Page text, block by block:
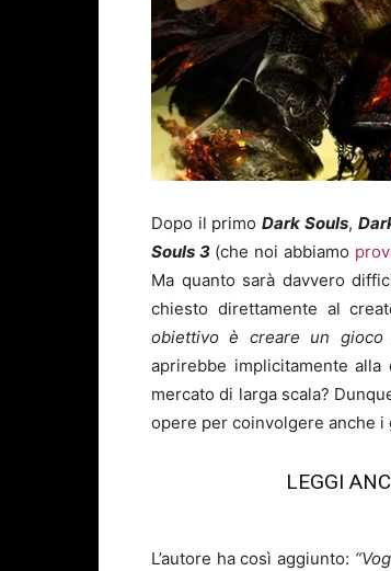
Dopo il primoDark Souls,
Souls 3 (che noi abbiamo
Ma quanto sarà davvero
chiesto direttamente al
obiettivo è creare un gioco
aprirebbe implicitamente
mercato di larga scala?
opere per coinvolgere anche i
LEGGI
L’autore ha così aggiunto: